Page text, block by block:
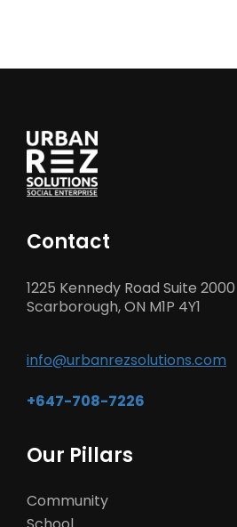
Contact
1225 Kennedy Road Suite 2000
Scarborough, ON M1P 4Y1
info@urbanrezsolutions.com
+647-708-7226
Our Pillars
Community